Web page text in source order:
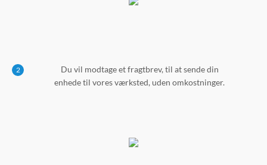
2
Du vil modtage et fragtbrev, til at sende din
enhede til vores værksted, uden omkostninger.